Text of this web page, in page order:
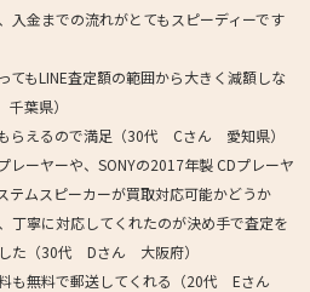
入金までの流れがとてもスピーディーです
もLINE査定額の範囲から大きく減額しな
葉県）
らえるので満足（30代 Cさん 愛知県）
ーヤーや、SONYの2017年製 CDプレーヤ
テムスピーカーが買取対応可能かどうか
丁寧に対応してくれたのが決め手で査定を
た（30代 Dさん 大阪府）
も無料で郵送してくれる（20代 Eさん